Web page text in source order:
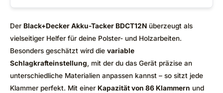
Der Black+Decker Akku-Tacker BDCT12N überzeugt als
vielseitiger Helfer für deine Polster- und Holzarbeiten.
Besonders geschätzt wird die variable
Schlagkrafteinstellung, mit der du das Gerät präzise an
unterschiedliche Materialien anpassen kannst – so sitzt jede
Klammer perfekt. Mit einer Kapazität von 86 Klammern und